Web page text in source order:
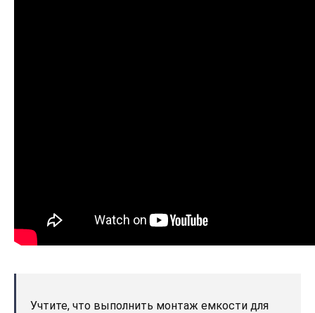
Учтите, что выполнить монтаж емкости для